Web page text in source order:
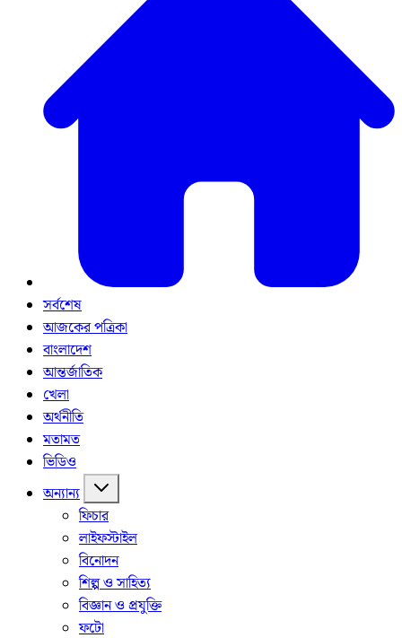
সর্বশেষ
আজকের পত্রিকা
বাংলাদেশ
আন্তর্জাতিক
খেলা
অর্থনীতি
মতামত
ভিডিও
অন্যান্য
ফিচার
লাইফস্টাইল
বিনোদন
শিল্প ও সাহিত্য
বিজ্ঞান ও প্রযুক্তি
ফটো